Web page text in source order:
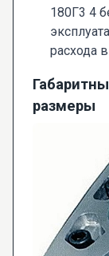
180Г3 4
расхода
размеры